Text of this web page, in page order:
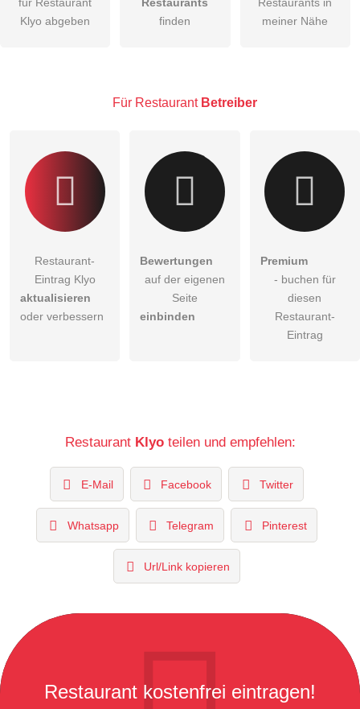
DieDatenschutzerklärung habe ich zur Kenntnis genommen.
Bitte beachten Sie, öffentliche Fragen sind
Restaurant-Eintrag zu stellen.
Klyo abgeben
finden
meiner Nähe
Für Restaurant Betreiber
Restaurant-
Eintrag Klyo
aktualisieren
oder verbessern
Bewertungen
auf der eigenen
Seite
einbinden
Premium
- buchen für
diesen
Restaurant-
Eintrag
Restaurant Klyoteilen und empfehlen:
E-Mail Facebook Twitter
Whatsapp Telegram Pinterest
Url/Link kopieren
Restaurant kostenfrei eintragen!